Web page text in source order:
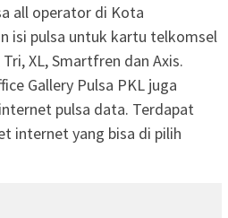
all operator di Kota
isi pulsa untuk kartu telkomsel
XL, Smartfren dan Axis.
Gallery Pulsa PKL juga
pulsa data. Terdapat
internet yang bisa di pilih